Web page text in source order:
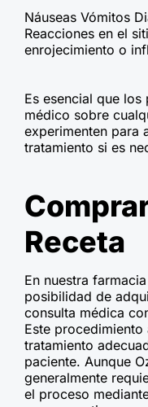
Náuseas Vómitos
Reacciones en el
enrojecimiento o
Es esencial que
médico sobre
experimenten para
tratamiento si es
Receta
En nuestra
posibilidad de
consulta médica
Este procedimiento
tratamiento
paciente. Aunque
generalmente
el proceso